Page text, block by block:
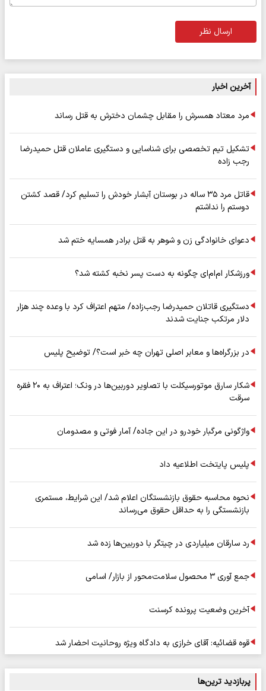
ارسال نظر
آخرین اخبار
مرد معتاد همسرش را مقابل چشمان دخترش به قتل رساند
تشکیل تیم تخصصی برای شناسایی و دستگیری عاملان قتل حمیدرضا
رجب زاده
قاتل مرد ۳۵ ساله در بوستان آبشار خودش را تسلیم کرد/ قصد کشتن
دوستم را نداشتم
دعوای خانوادگی زن و شوهر به قتل برادر همسایه ختم شد
ورزشکار ام‌ام‌ای چگونه به دست پسر نخبه کشته شد؟
دستگیری قاتلان حمیدرضا رجب‌زاده/ متهم اعتراف کرد با وعده چند هزار
دلار مرتکب جنایت شدند
در بزرگراه‌ها و معابر اصلی تهران چه خبر است؟/ توضیح پلیس
شکار سارق موتورسیکلت با تصاویر دوربین‌ها در ونک؛ اعتراف به ۲۰ فقره
سرقت
واژگونی مرگبار خودرو در این جاده/ آمار فوتی و مصدومان
پلیس پایتخت اطلاعیه داد
نحوه محاسبه حقوق بازنشستگان اعلام شد/ این شرایط، مستمری
بازنشستگی را به حداقل حقوق می‌رساند
رد سارقان میلیاردی در چیتگر با دوربین‌ها زده شد
جمع آوری ۳ محصول سلامت‌محور از بازار/ اسامی
آخرین وضعیت پرونده کرسنت
قوه قضائیه: آقای خرازی به دادگاه ویژه روحانیت احضار شد
پربازدید ترین‌ها